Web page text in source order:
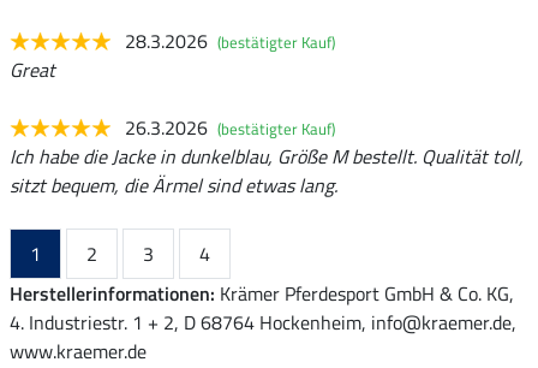
28.3.2026 (bestätigter Kauf)
Great
26.3.2026 (bestätigter Kauf)
Ich habe die Jacke in dunkelblau, Größe M bestellt. Qualität toll,
sitzt bequem, die Ärmel sind etwas lang.
1 2 3
4
Herstellerinformationen: Krämer Pferdesport GmbH & Co. KG,
4. Industriestr. 1 + 2, D 68764 Hockenheim, info@kraemer.de,
www.kraemer.de